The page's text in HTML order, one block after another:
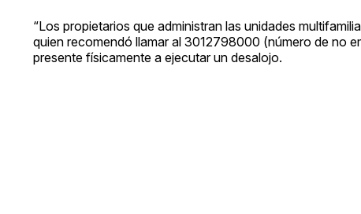
“Los propietarios que administran las unidades
quien recomendó llamar al 3012798000 (número de no
presente físicamente a ejecutar un desalojo.